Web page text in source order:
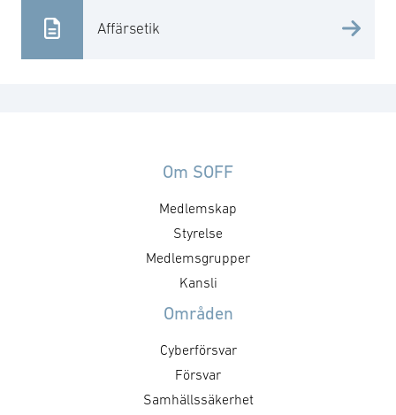
Affärsetik
Om SOFF
Medlemskap
Styrelse
Medlemsgrupper
Kansli
Områden
Cyberförsvar
Försvar
Samhällssäkerhet